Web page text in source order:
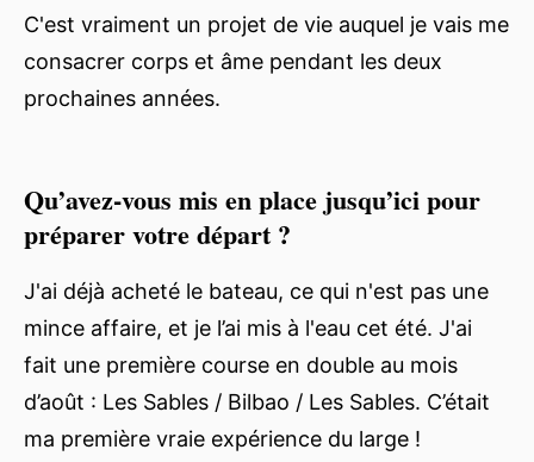
C'est vraiment un projet de vie auquel je vais me
consacrer corps et âme pendant les deux
prochaines années.
Qu’avez-vous mis en place jusqu’ici pour
préparer votre départ ?
J'ai déjà acheté le bateau, ce qui n'est pas une
mince affaire, et je l’ai mis à l'eau cet été. J'ai
fait une première course en double au mois
d’août : Les Sables / Bilbao / Les Sables. C’était
ma première vraie expérience du large !